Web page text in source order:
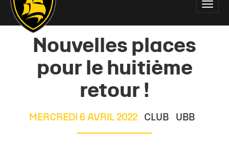
site
navigation
Toggle
Nouvelles places
pour le huitième
retour !
MERCREDI 6 AVRIL 2022 CLUB UBB